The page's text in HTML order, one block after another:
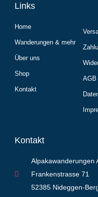
Links
Home
Wanderungen & mehr
Über uns
Shop
Kontakt
AGB
Kontakt
Alpakawanderungen
Frankenstrasse 71
52385 Nideggen-